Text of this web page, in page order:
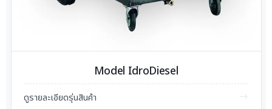
Model IdroDiesel
ดูรายละเอียดรุ่นสินค้า